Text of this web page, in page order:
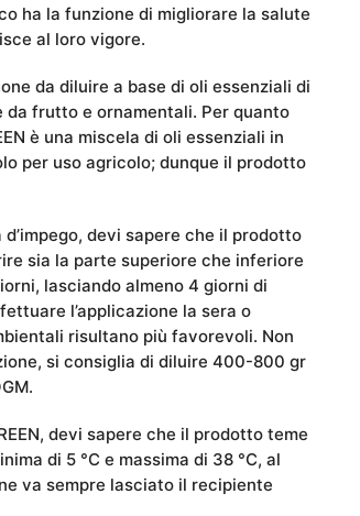
ha la funzione di migliorare la salute
al loro vigore.
da diluire a base di oli essenziali di
frutto e ornamentali. Per quanto
è una miscela di oli essenziali in
per uso agricolo; dunque il prodotto
devi sapere che il prodotto
sia la parte superiore che inferiore
lasciando almeno 4 giorni di
l’applicazione la sera o
risultano più favorevoli. Non
si consiglia di diluire 400-800 gr
devi sapere che il prodotto teme
di 5 °C e massima di 38 °C, al
va sempre lasciato il recipiente